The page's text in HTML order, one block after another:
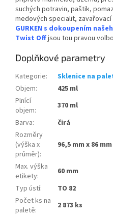
suchých potravin, paštik,
medových specialit,
GURKEN s dokoupením
Twist Offjsou tou pravou
Doplňkové parametry
Kategorie:
Sklenice na
Objem:
425 ml
Plnící
objem:
370 ml
Barva:
čirá
Rozměry
(výška x
průměr):
96,5 mm x 86 mm
Max. výška
etikety:
60 mm
Typ ústí:
TO 82
Počet ks na
paletě:
2 873 ks